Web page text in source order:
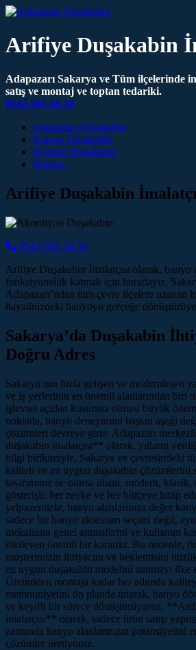
Arifiye Duşakabin
Adapazarı Sakarya ve Tüm ilçelerinde
satış ve montaj ve toptan tedariki.
0543 501 54 34
Main Navigation
Adapazarı Duşakabin
Karasu Duşakabin
Hendek Duşakabin
İletişim
Arifiye Duşakabin
0543 501 54 34
Arifiye Duşakabin İmalatçısı olarak, banyo
fonksiyonellik katmak için buradayız.
Adapazarı’ndan tüm çevre ilçelere uzanan
hayalinizdeki banyoyu gerçeğe
Sakarya’da Duşakabin
Doğru Adres
Sakarya’nın hızla gelişen ve modernleşen
ve iş yerlerinin en önemli alanlarından biri
işlevsel açıdan kusursuz olması büyük
noktada, banyo deneyimini baştan aşağı
çözümleri devreye girer. Adapazarı
duşakabin imalatçısı** olarak, yılların
bilgi birikimiyle, Sakarya ve çevresindeki
kaliteli ve en uygun duşakabin çözümlerini
tasarımınız ne olursa olsun, modern,
gösterişli; her zevke ve her bütçeye hitap
yelpazemizle, banyo alanlarınıza değer
sadece bir banyo aksesuarı seçimi değil,
mekanının genel atmosferini ve kullanım
etkileyen önemli bir karardır. Bu nedenle,
müşterimizin ihtiyacını ve beklentisini
en uygun duşakabin modelini sunmayı ilke
Üretimden montaja kadar her adımda
memnuniyetini ön planda tutarak, banyo
ve keyifli bir sürece dönüştürüyoruz.
imalatçısı** olarak, sadece ürün satışı
zamanda banyo alanlarınızın potansiyelini
çözümler üretiyoruz.